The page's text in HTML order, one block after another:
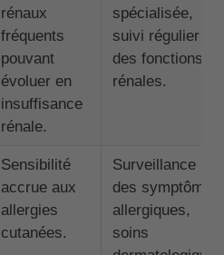
rénaux
fréquents
pouvant
évoluer en
insuffisance
rénale.
spécialisée,
suivi régulier
des fonctions
rénales.
Sensibilité
accrue aux
allergies
cutanées.
Surveillance
des symptômes
allergiques,
soins